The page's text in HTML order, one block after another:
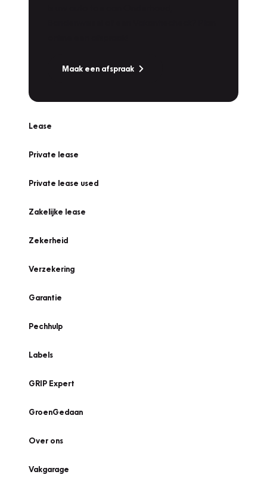
Maak een afspraak
Lease
Private lease
Private lease used
Zakelijke lease
Zekerheid
Verzekering
Garantie
Pechhulp
Labels
GRIP Expert
GroenGedaan
Over ons
Vakgarage